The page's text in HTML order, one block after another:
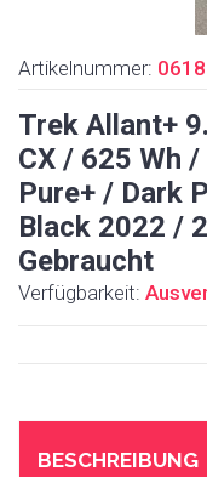
Artikelnummer:
Trek Allant+
CX / 625 Wh
Pure+ / Dark
Black 2022 /
Gebraucht
Verfügbarkeit:
BESCHREIBUNG